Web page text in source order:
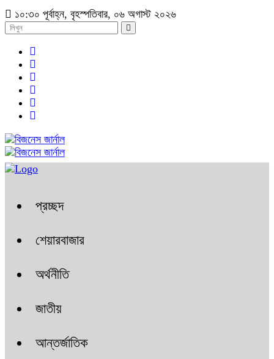
১০:৩০ পূর্বাহ্ন, বৃহস্পতিবার, ০৬ অগাস্ট ২০২৬
প্রচ্ছদ
শেয়ারবাজার
অর্থনীতি
জাতীয়
আন্তর্জাতিক